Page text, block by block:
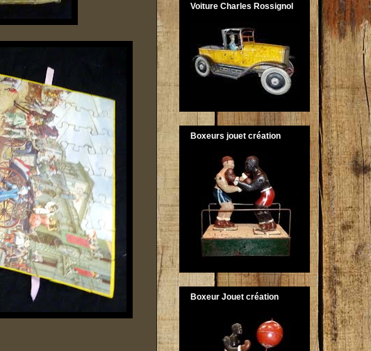
Voiture Charles Rossignol
Boxeurs jouet création
Boxeur Jouet création